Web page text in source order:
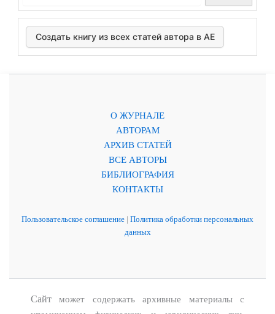
Создать книгу из всех статей автора в АЕ
О ЖУРНАЛЕ
АВТОРАМ
АРХИВ СТАТЕЙ
ВСЕ АВТОРЫ
БИБЛИОГРАФИЯ
КОНТАКТЫ
Пользовательское соглашение | Политика обработки персональных
данных
Сайтможет содержать архивные материалы с